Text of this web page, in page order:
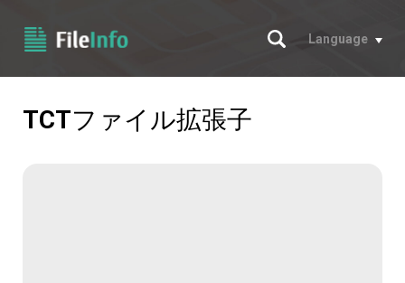
サーチ
Language
TCTファイル拡張子